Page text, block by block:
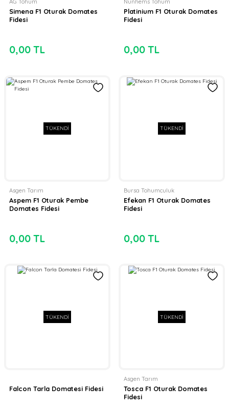
AG Tohum
Simena F1 Oturak Domates
Fidesi
0,00 TL
Nunhems Tohum
Platinium F1 Oturak Domates
Fidesi
0,00 TL
TÜKENDİ
Asgen Tarım
Aspem F1 Oturak Pembe
Domates Fidesi
0,00 TL
TÜKENDİ
Bursa Tohumculuk
Efekan F1 Oturak Domates
Fidesi
0,00 TL
TÜKENDİ
Falcon Tarla Domatesi Fidesi
TÜKENDİ
Asgen Tarım
Tosca F1 Oturak Domates
Fidesi